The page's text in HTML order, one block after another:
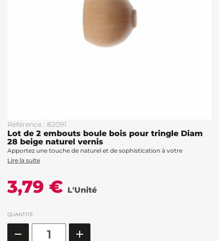
Référence : 82091
Lot de 2 embouts boule bois pour tringle Diam
28 beige naturel vernis
Apportez une touche de naturel et de sophistication à votre
Lire la suite
3,79 € L'Unité
QUANTITÉ